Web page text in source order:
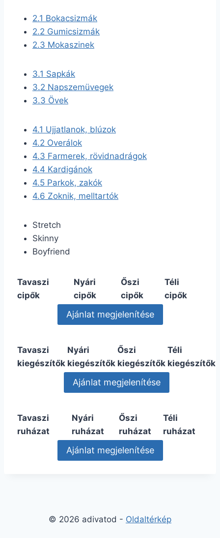
2.1 Bokacsizmák
2.2 Gumicsizmák
2.3 Mokaszinek
3.1 Sapkák
3.2 Napszemüvegek
3.3 Övek
4.1 Ujjatlanok, blúzok
4.2 Overálok
4.3 Farmerek, rövidnadrágok
4.4 Kardigánok
4.5 Parkok, zakók
4.6 Zoknik, melltartók
Stretch
Skinny
Boyfriend
Tavaszi
cipők
Nyári
cipők
Őszi
cipők
Téli
cipők
Tavaszi
kiegészítők
Nyári
kiegészítők
Őszi
kiegészítők
Téli
kiegészítők
Tavaszi
ruházat
Nyári
ruházat
Őszi
ruházat
Téli
ruházat
© 2026 adivatod - Oldaltérkép